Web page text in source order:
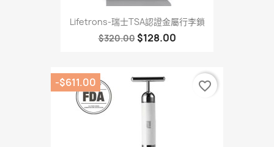
Lifetrons-瑞士TSA認證金屬行李鎖
$320.00 $128.00
-$611.00 favorite_border